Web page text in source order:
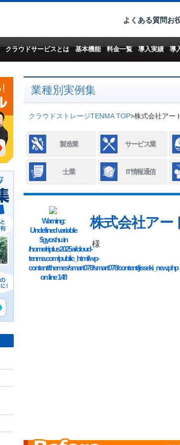
よくある質問お
クラウドサービスとは 基本機能 料金一覧 導入実績 導
業種別実例集
クラウドストレージTENMA TOP>株式会社アー
製造業 サービス業
士業 IT情報通信
Warning:
Undefined variable
$gyoshu in
/home/riplus2025ai/cloud-
tenma.com/public_html/wp-
content/themes/smart078/smart078/content/jisseki_new.php
on line148
株式会社アー
様